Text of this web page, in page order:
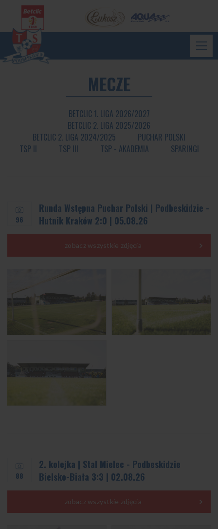
MECZE
BETCLIC 1. LIGA 2026/2027
BETCLIC 2. LIGA 2025/2026
BETCLIC 2. LIGA 2024/2025
PUCHAR POLSKI
TSP II
TSP III TSP - AKADEMIA SPARINGI
96
Runda Wstępna Puchar Polski | Podbeskidzie -
Hutnik Kraków 2:0 | 05.08.26
zobacz wszystkie zdjęcia
88
2. kolejka | Stal Mielec - Podbeskidzie
Bielsko-Biała 3:3 | 02.08.26
zobacz wszystkie zdjęcia